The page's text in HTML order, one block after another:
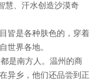
慧、汗水创造沙漠奇
是各种肤色的，穿着
世界各地。
是南方人。温州的商
异乡，他们还品尝到正